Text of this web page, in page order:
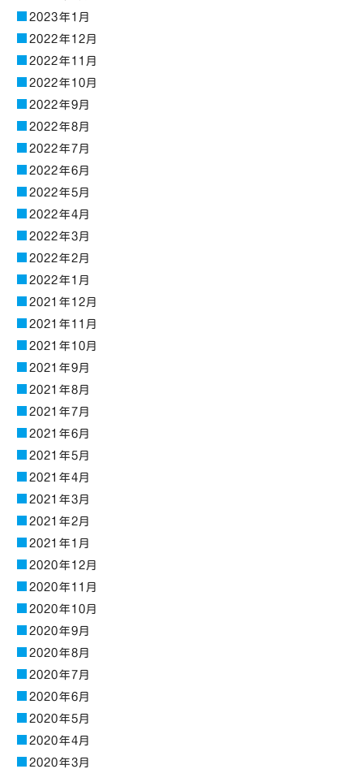
2023年1月
2022年12月
2022年11月
2022年10月
2022年9月
2022年8月
2022年7月
2022年6月
2022年5月
2022年4月
2022年3月
2022年2月
2022年1月
2021年12月
2021年11月
2021年10月
2021年9月
2021年8月
2021年7月
2021年6月
2021年5月
2021年4月
2021年3月
2021年2月
2021年1月
2020年12月
2020年11月
2020年10月
2020年9月
2020年8月
2020年7月
2020年6月
2020年5月
2020年4月
2020年3月